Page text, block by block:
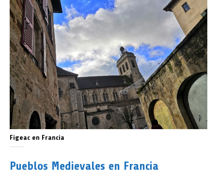
Figeac en Francia
Pueblos Medievales en Francia